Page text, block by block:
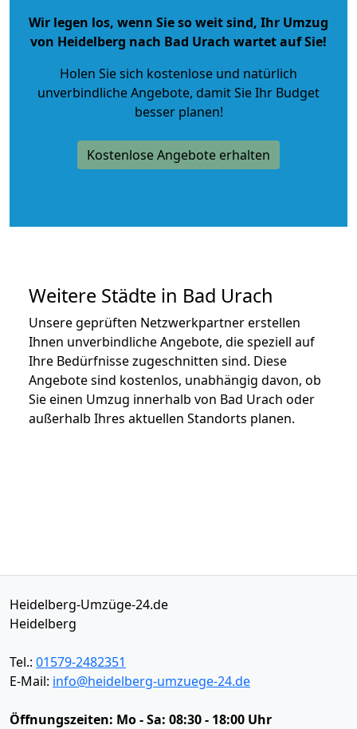
Wir legen los, wenn Sie so weit sind, Ihr Umzug
von Heidelberg nach Bad Urach wartet auf Sie!
Holen Sie sich kostenlose und natürlich
unverbindliche Angebote, damit Sie Ihr Budget
besser planen!
Kostenlose Angebote erhalten
Weitere Städte in Bad Urach
Unsere geprüften Netzwerkpartner erstellen
Ihnen unverbindliche Angebote, die speziell auf
Ihre Bedürfnisse zugeschnitten sind. Diese
Angebote sind kostenlos, unabhängig davon, ob
Sie einen Umzug innerhalb von Bad Urach oder
außerhalb Ihres aktuellen Standorts planen.
Heidelberg-Umzüge-24.de
Heidelberg
Tel.: 01579-2482351
E-Mail: info@heidelberg-umzuege-24.de
Öffnungszeiten: Mo - Sa: 08:30 - 18:00 Uhr